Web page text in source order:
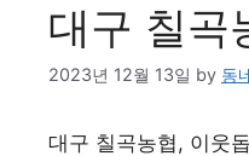
대구 칠곡
2023년 12월 13일 by 동
대구 칠곡농협, 이웃